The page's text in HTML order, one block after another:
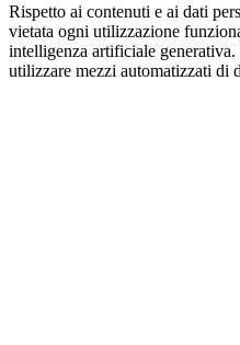
Rispetto ai contenuti e ai dati
vietata ogni utilizzazione
intelligenza artificiale
utilizzare mezzi automatizzati di